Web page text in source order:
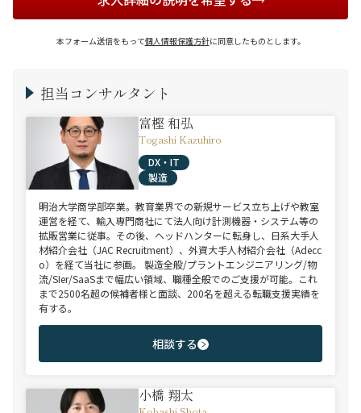
本フォーム送信をもって個人情報保護方針に同意したものとします。
担当コンサルタント
富樫 和弘
Togashi Kazuhiro
DX・IT
製造
明治大学商学部卒業。教育業界での新規サービス立ち上げや教室
運営を経て、輸入専門商社にて法人向け計測機器・システム等の
拡販営業に従事。その後、ヘッドハンターに転身し、日系大手人
材紹介会社（JAC Recruitment）、外資大手人材紹介会社（Adecc
o）を経て当社に参画。 製造全般/プラントエンジニアリング/物
流/SIer/SaaSまで幅広い領域、職種全般でのご支援が可能。これ
まで2500名超の候補者様と面談、200名を超える転職支援実績を
有する。
相談する
小橋 翔太